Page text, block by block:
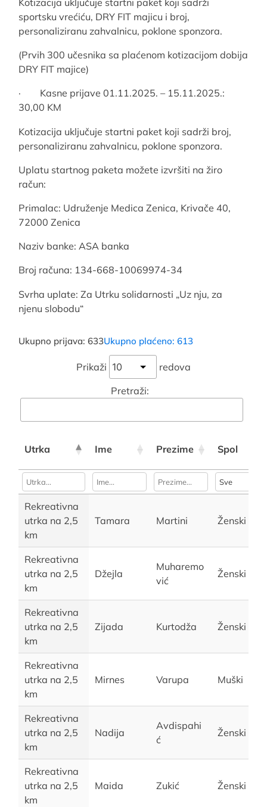
Kotizacija uključuje startni paket koji sadrži
sportsku vrećiću, DRY FIT majicu i broj,
personaliziranu zahvalnicu, poklone sponzora.
(Prvih 300 učesnika sa plaćenom kotizacijom dobija
DRY FIT majice)
· Kasne prijave 01.11.2025. – 15.11.2025.:
30,00 KM
Kotizacija uključuje startni paket koji sadrži broj,
personaliziranu zahvalnicu, poklone sponzora.
Uplatu startnog paketa možete izvršiti na žiro
račun:
Primalac: Udruženje Medica Zenica, Krivače 40,
72000 Zenica
Naziv banke: ASA banka
Broj računa: 134-668-10069974-34
Svrha uplate: Za Utrku solidarnosti „Uz nju, za
njenu slobodu“
Ukupno prijava: 633Ukupno plaćeno: 613
Prikaži redova
Pretraži:
Utrka Ime Prezime Spol
Rekreativna
utrka na 2,5
km
Tamara Martini Ženski
Rekreativna
utrka na 2,5
km
Džejla
Muharemo
vić
Ženski
Rekreativna
utrka na 2,5
km
Zijada Kurtodža Ženski
Rekreativna
utrka na 2,5
km
Mirnes Varupa Muški
Rekreativna
utrka na 2,5
km
Nadija
Avdispahi
ć
Ženski
Rekreativna
utrka na 2,5
km
Maida Zukić Ženski